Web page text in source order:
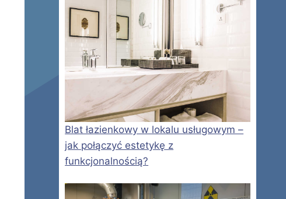
Blat łazienkowy w lokalu usługowym –
jak połączyć estetykę z
funkcjonalnością?